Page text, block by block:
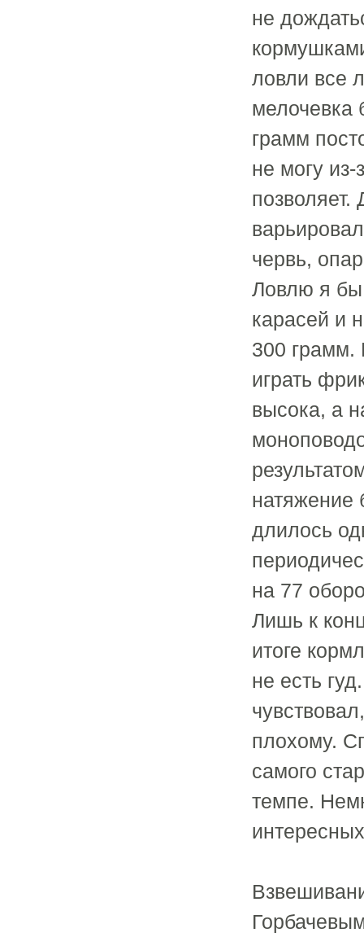
не
ловли все
мелочевка
грамм
не могу из-
позволяет.
червь,
Ловлю я бы
карасей и
300 грамм.
играть
высока, а
натяжение
длилось
на 77
Лишь к
итоге
не есть
плохому.
самого
темпе.